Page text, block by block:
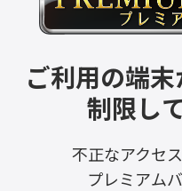
ご利用の端
制限し
不正なアクセ
プレミアム